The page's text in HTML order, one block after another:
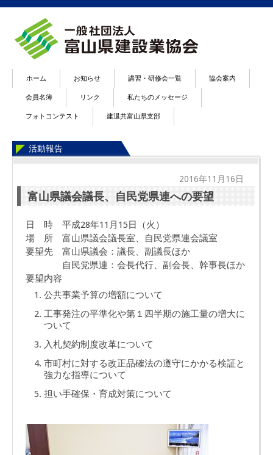
ホーム お知らせ 講習・研修会一覧 協会案内
会員名簿 リンク 私たちのメッセージ
フォトコンテスト 建退共富山県支部
活動報告
2016年11月16日
富山県議会議長、自民党県連への要望
日 時 平成28年11月15日（火）
場 所 富山県議会議長室、自民党県連会議室
要望先 富山県議会：議長、副議長ほか
自民党県連：会長代行、副会長、幹事長ほか
要望内容
公共事業予算の増額について
工事発注の平準化や第１四半期の施工量の増大に
ついて
入札契約制度改革について
市町村に対する改正品確法の遵守にかかる検証と
強力な指導について
担い手確保・育成対策について